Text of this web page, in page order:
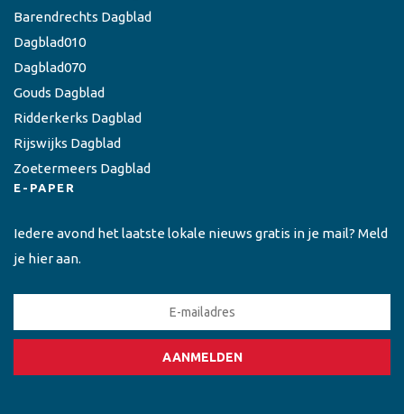
Barendrechts Dagblad
Dagblad010
Dagblad070
Gouds Dagblad
Ridderkerks Dagblad
Rijswijks Dagblad
Zoetermeers Dagblad
E-PAPER
Iedere avond het laatste lokale nieuws gratis in je mail? Meld
je hier aan.